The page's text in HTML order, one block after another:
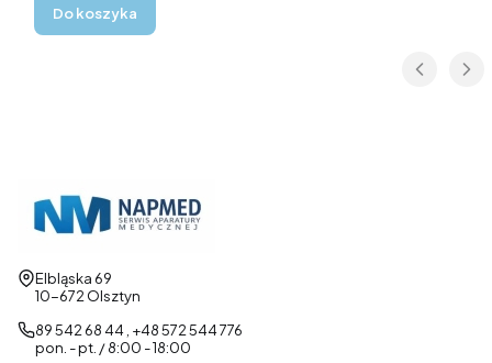
Do koszyka
Adres:
Elbląska 69
10-672 Olsztyn
89 542 68 44 , +48 572 544 776
pon. - pt. / 8:00 - 18:00